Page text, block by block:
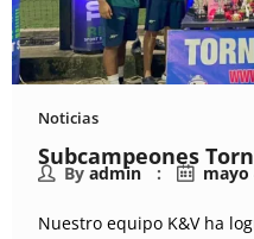
Noticias
Subcampeones
By admin mayo
Nuestro equipo K&V ha